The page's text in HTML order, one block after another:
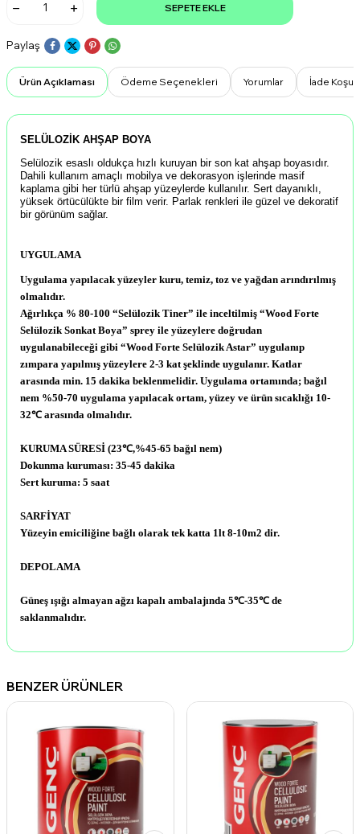
SEPETE EKLE
Paylaş
Ürün Açıklaması Ödeme Seçenekleri Yorumlar İade
SELÜLOZİK AHŞAP BOYA
Selülozik esaslı oldukça hızlı kuruyan bir son kat ahşap boyasıdır.
Dahili kullanım amaçlı mobilya ve dekorasyon işlerinde masif
kaplama gibi her türlü ahşap yüzeylerde kullanılır. Sert dayanıklı,
yüksek örtücülükte bir film verir. Parlak renkleri ile güzel ve dekoratif
bir görünüm sağlar.
UYGULAMA
Uygulama yapılacak yüzeyler kuru, temiz, toz ve yağdan arındırılmış
olmalıdır.
Ağırlıkça % 80-100 “Selülozik Tiner” ile inceltilmiş “Wood Forte
Selülozik Sonkat Boya” sprey ile yüzeylere doğrudan
uygulanabileceği gibi “Wood Forte Selülozik Astar” uygulanıp
zımpara yapılmış yüzeylere 2-3 kat şeklinde uygulanır. Katlar
arasında min. 15 dakika beklenmelidir. Uygulama ortamında; bağıl
nem %50-70 uygulama yapılacak ortam, yüzey ve ürün sıcaklığı 10-
32℃ arasında olmalıdır.
KURUMA SÜRESİ (23℃,%45-65 bağıl nem)
Dokunma kuruması: 35-45 dakika
Sert kuruma: 5 saat
SARFİYAT
Yüzeyin emiciliğine bağlı olarak tek katta 1lt 8-10m2 dir.
DEPOLAMA
Güneş ışığı almayan ağzı kapalı ambalajında 5℃-35℃ de
saklanmalıdır.
BENZER ÜRÜNLER